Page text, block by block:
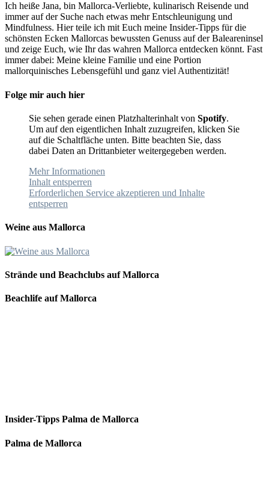
Ich heiße Jana, bin Mallorca-Verliebte, kulinarisch Reisende und
immer auf der Suche nach etwas mehr Entschleunigung und
Mindfulness. Hier teile ich mit Euch meine Insider-Tipps für die
schönsten Ecken Mallorcas bewussten Genuss auf der Baleareninsel
und zeige Euch, wie Ihr das wahren Mallorca entdecken könnt. Fast
immer dabei: Meine kleine Familie und eine Portion
mallorquinisches Lebensgefühl und ganz viel Authentizität!
Folge mir auch hier
Sie sehen gerade einen Platzhalterinhalt von Spotify.
Um auf den eigentlichen Inhalt zuzugreifen, klicken Sie
auf die Schaltfläche unten. Bitte beachten Sie, dass
dabei Daten an Drittanbieter weitergegeben werden.
Mehr Informationen
Inhalt entsperren
Erforderlichen Service akzeptieren und Inhalte
entsperren
Weine aus Mallorca
Strände und Beachclubs auf Mallorca
Beachlife auf Mallorca
Insider-Tipps Palma de Mallorca
Palma de Mallorca